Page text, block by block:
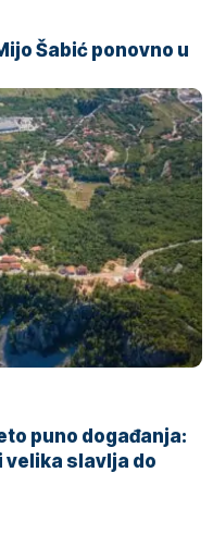
Šabić ponovno u
puno događanja:
slavlja do